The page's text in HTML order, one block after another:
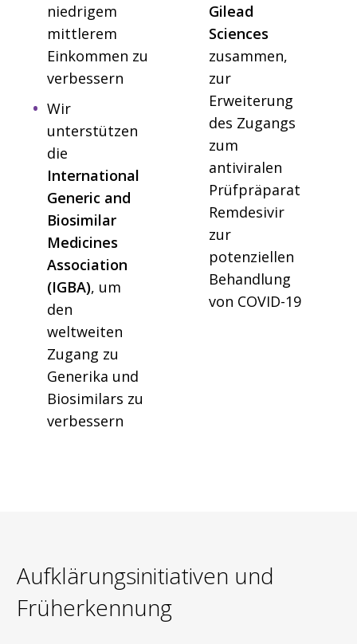
niedrigem
mittlerem
Einkommen zu
verbessern
Wir
unterstützen
die
International
Generic and
Biosimilar
Medicines
Association
(IGBA), um
den
weltweiten
Zugang zu
Generika und
Biosimilars zu
verbessern
Gilead
Sciences
zusammen,
zur
Erweiterung
des Zugangs
zum
antiviralen
Prüfpräparat
Remdesivir
zur
potenziellen
Behandlung
von COVID-19
Aufklärungsinitiativen und
Früherkennung